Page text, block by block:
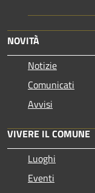
NOVITÀ
Notizie
Comunicati
Avvisi
VIVERE IL COMUNE
Luoghi
Eventi